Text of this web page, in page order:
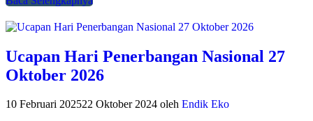
Ucapan Hari Penerbangan Nasional 27
Oktober 2026
10 Februari 202522 Oktober 2024 oleh Endik Eko